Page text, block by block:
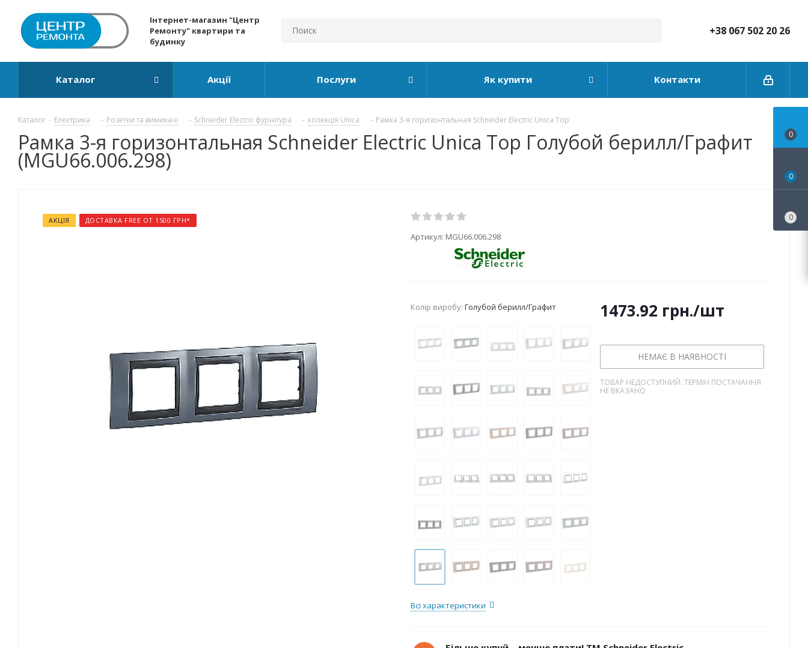
Інтернет-магазин "Центр
Ремонту" квартири та
будинку
+38 067 502 20 26
Каталог Акції Послуги Як купити Контакти
Каталог - Електрика - Розетки та вимикачі - Schneider Electric фурнітура - колекція Unica - Рамка 3-я горизонтальная Schneider Electric Unica Top
Рамка 3-я горизонтальная Schneider Electric Unica Top Голубой берилл/Графит
(MGU66.006.298)
АКЦІЯ ДОСТАВКА FREE ОТ 1500 ГРН*
Артикул: MGU66.006.298
Колір виробу: Голубой берилл/Графит
Всі характеристики
1473.92 грн./шт
НЕМАЄ В НАЯВНОСТІ
ТОВАР НЕДОСТУПНИЙ. ТЕРМІН ПОСТАЧАННЯ
НЕ ВКАЗАНО
0
0
0